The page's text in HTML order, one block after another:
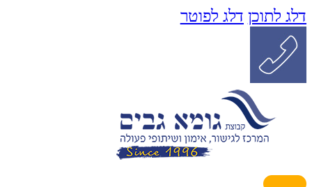
דלג לתוכן דלג לפוטר